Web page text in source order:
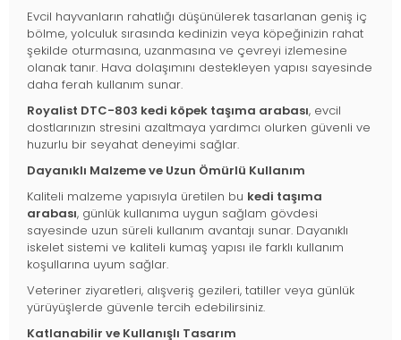
Evcil hayvanların rahatlığı düşünülerek tasarlanan geniş iç
bölme, yolculuk sırasında kedinizin veya köpeğinizin rahat
şekilde oturmasına, uzanmasına ve çevreyi izlemesine
olanak tanır. Hava dolaşımını destekleyen yapısı sayesinde
daha ferah kullanım sunar.
Royalist DTC-803 kedi köpek taşıma arabası, evcil
dostlarınızın stresini azaltmaya yardımcı olurken güvenli ve
huzurlu bir seyahat deneyimi sağlar.
Dayanıklı Malzeme ve Uzun Ömürlü Kullanım
Kaliteli malzeme yapısıyla üretilen bu kedi taşıma
arabası, günlük kullanıma uygun sağlam gövdesi
sayesinde uzun süreli kullanım avantajı sunar. Dayanıklı
iskelet sistemi ve kaliteli kumaş yapısı ile farklı kullanım
koşullarına uyum sağlar.
Veteriner ziyaretleri, alışveriş gezileri, tatiller veya günlük
yürüyüşlerde güvenle tercih edebilirsiniz.
Katlanabilir ve Kullanışlı Tasarım